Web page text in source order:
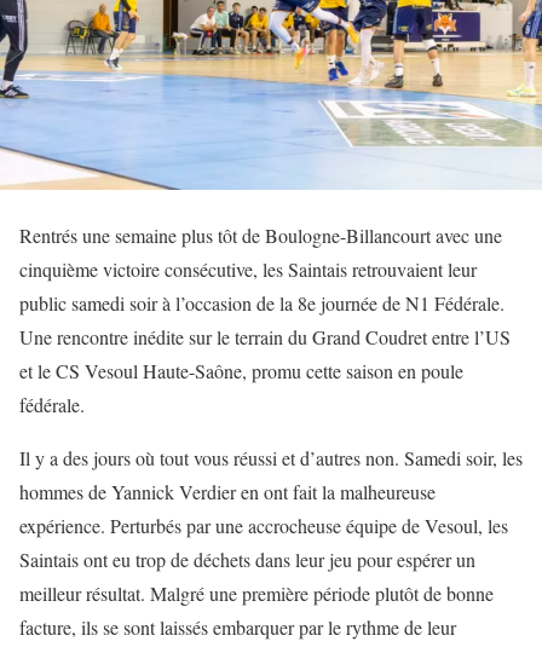
Rentrés une semaine plus tôt de Boulogne-Billancourt avec une
cinquième victoire consécutive, les Saintais retrouvaient leur
public samedi soir à l’occasion de la 8e journée de N1 Fédérale.
Une rencontre inédite sur le terrain du Grand Coudret entre l’US
et le CS Vesoul Haute-Saône, promu cette saison en poule
fédérale.
Il y a des jours où tout vous réussi et d’autres non. Samedi soir, les
hommes de Yannick Verdier en ont fait la malheureuse
expérience. Perturbés par une accrocheuse équipe de Vesoul, les
Saintais ont eu trop de déchets dans leur jeu pour espérer un
meilleur résultat. Malgré une première période plutôt de bonne
facture, ils se sont laissés embarquer par le rythme de leur